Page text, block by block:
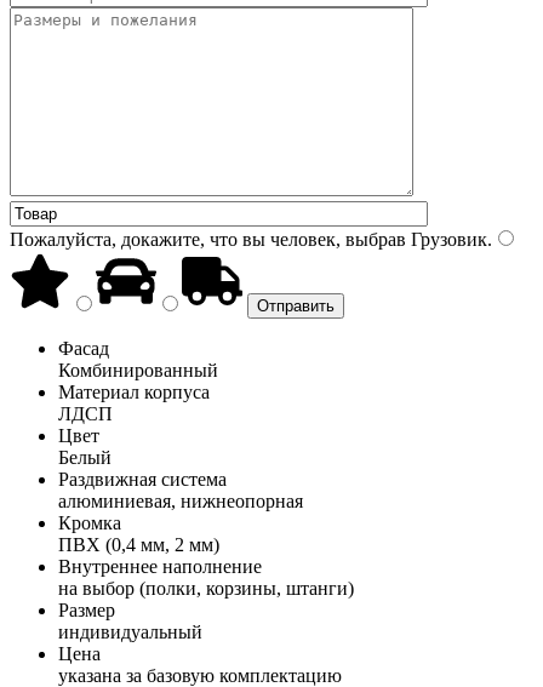
Пожалуйста, докажите, что вы человек, выбрав Грузовик.
Фасад
Комбинированный
Материал корпуса
ЛДСП
Цвет
Белый
Раздвижная система
алюминиевая, нижнеопорная
Кромка
ПВХ (0,4 мм, 2 мм)
Внутреннее наполнение
на выбор (полки, корзины, штанги)
Размер
индивидуальный
Цена
указана за базовую комплектацию